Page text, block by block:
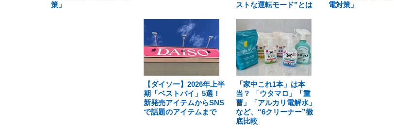
策」
ストな運転モード”とは
電対策」
【ダイソー】2026年上半
期「ベストバイ」5選！
新発売アイテムからSNS
で話題のアイテムまで
「家中これ1本」は本
当？ 「ウタマロ」「重
曹」「アルカリ電解水」
など、“6クリーナー”徹
底比較